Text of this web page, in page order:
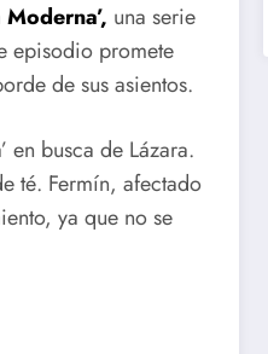
Moderna’, una serie
episodio promete
de sus asientos.
en busca de Lázara.
té. Fermín, afectado
ya que no se